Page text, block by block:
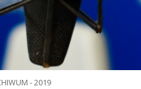
- 2019